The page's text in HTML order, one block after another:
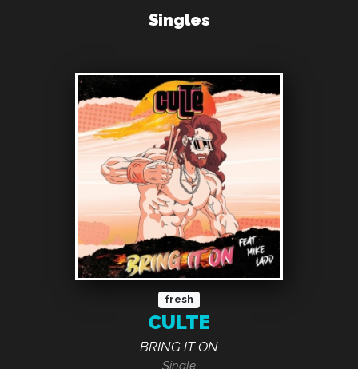
Singles
fresh
CULTE
BRING IT ON
Single